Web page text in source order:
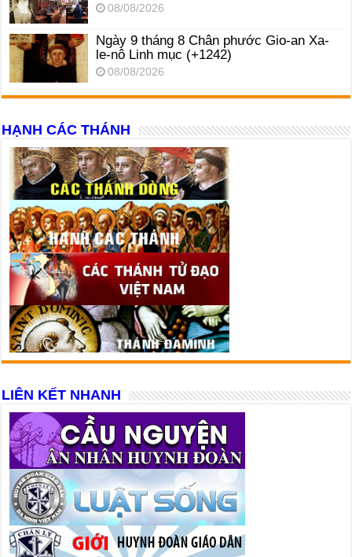
08/08/2026
Ngày 9 tháng 8 Chân phước Gio-an Xa-
le-nô Linh mục (+1242)
08/08/2026
HẠNH CÁC THÁNH
LIÊN KẾT NHANH